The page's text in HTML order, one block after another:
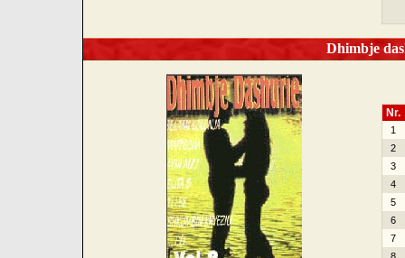
Dhimbje
Nr.
1
2
3
4
5
6
7